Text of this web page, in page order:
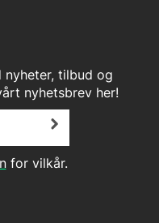
tilbud og
nyhetsbrev her!
for vilkår.